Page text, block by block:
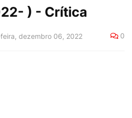
) - Crítica
dezembro 06, 2022 0